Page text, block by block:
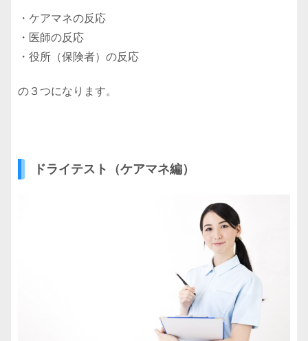
・ケアマネの反応
・医師の反応
・役所（保険者）の反応
の３つになります。
ドライテスト（ケアマネ編）